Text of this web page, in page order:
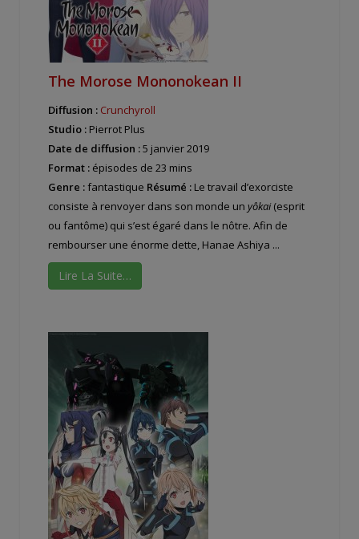
The Morose Mononokean II
Diffusion : Crunchyroll
Studio : Pierrot Plus
Date de diffusion :5 janvier 2019
Format : épisodes de 23 mins
Genre :fantastique Résumé : Le travail d’exorciste
consiste à renvoyer dans son monde un yôkai(esprit
ou fantôme) qui s’est égaré dans le nôtre. Afin de
rembourser une énorme dette, Hanae Ashiya ...
Lire La Suite…